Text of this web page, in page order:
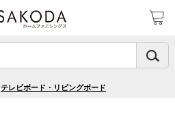
テレビボード・リビングボード